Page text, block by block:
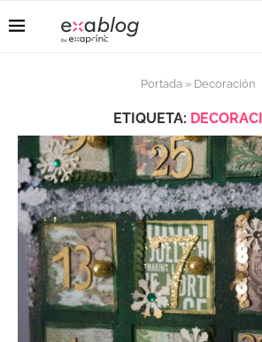
Portada » Decoración
ETIQUETA: